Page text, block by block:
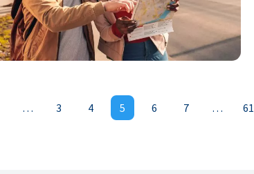
… 3 4 5 6 7 … 61